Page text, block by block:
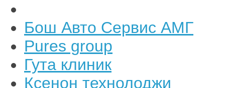
Бош Авто Сервис АМГ
Pures group
Гута клиник
Ксенон технолоджи